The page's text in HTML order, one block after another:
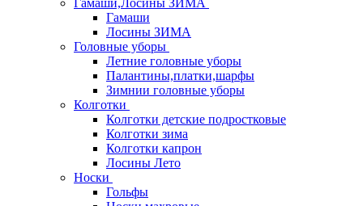
Гамаши,Лосины ЗИМА
Гамаши
Лосины ЗИМА
Головные уборы
Летние головные уборы
Палантины,платки,шарфы
Зимнии головные уборы
Колготки
Колготки детские подростковые
Колготки зима
Колготки капрон
Лосины Лето
Носки
Гольфы